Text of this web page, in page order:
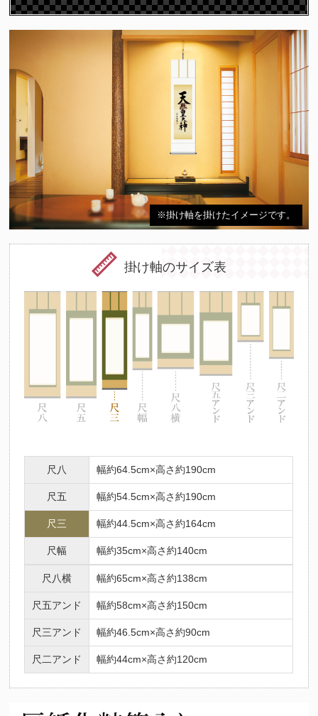
※掛け軸を掛けたイメージです。
掛け軸のサイズ表
尺八 幅約64.5cm×高さ約190cm
尺五 幅約54.5cm×高さ約190cm
尺三 幅約44.5cm×高さ約164cm
尺幅 幅約35cm×高さ約140cm
尺八横 幅約65cm×高さ約138cm
尺五アンド 幅約58cm×高さ約150cm
尺三アンド 幅約46.5cm×高さ約90cm
尺二アンド 幅約44cm×高さ約120cm